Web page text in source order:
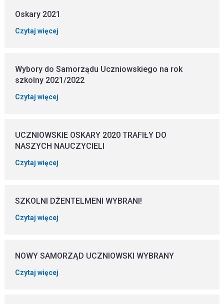
Oskary 2021
Czytaj więcej
Wybory do Samorządu Uczniowskiego na rok
szkolny 2021/2022
Czytaj więcej
UCZNIOWSKIE OSKARY 2020 TRAFIŁY DO
NASZYCH NAUCZYCIELI
Czytaj więcej
SZKOLNI DŻENTELMENI WYBRANI!
Czytaj więcej
NOWY SAMORZĄD UCZNIOWSKI WYBRANY
Czytaj więcej